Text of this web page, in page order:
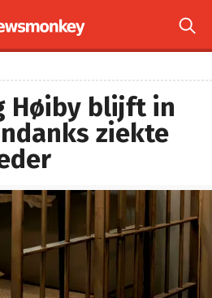

Høiby blijft in
ziekte